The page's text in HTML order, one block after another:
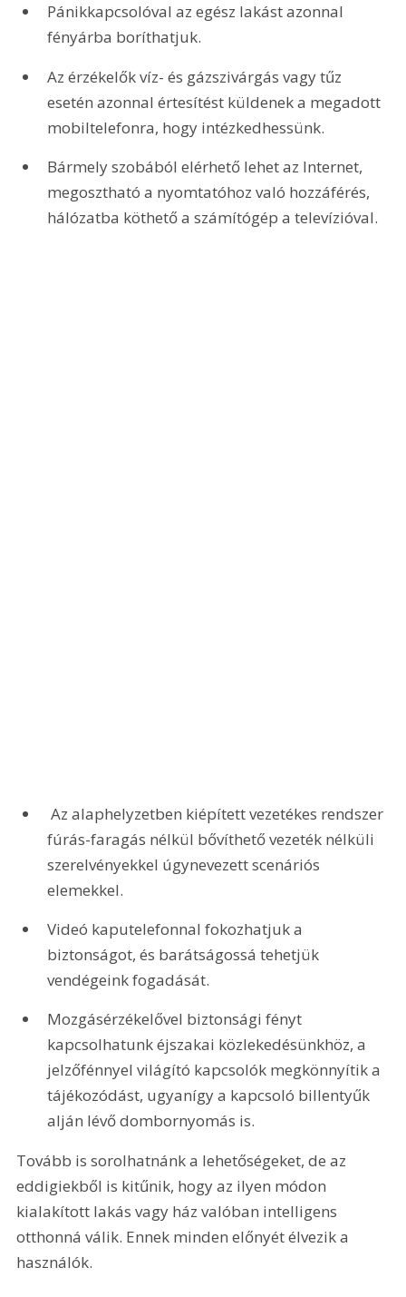
Pánikkapcsolóval az egész lakást azonnal
fényárba boríthatjuk.
Az érzékelők víz- és gázszivárgás vagy tűz
esetén azonnal értesítést küldenek a megadott
mobiltelefonra, hogy intézkedhessünk.
Bármely szobából elérhető lehet az Internet,
megosztható a nyomtatóhoz való hozzáférés,
hálózatba köthető a számítógép a televízióval.
Az alaphelyzetben kiépített vezetékes rendszer
fúrás-faragás nélkül bővíthető vezeték nélküli
szerelvényekkel úgynevezett scenáriós
elemekkel.
Videó kaputelefonnal fokozhatjuk a
biztonságot, és barátságossá tehetjük
vendégeink fogadását.
Mozgásérzékelővel biztonsági fényt
kapcsolhatunk éjszakai közlekedésünkhöz, a
jelzőfénnyel világító kapcsolók megkönnyítik a
tájékozódást, ugyanígy a kapcsoló billentyűk
alján lévő dombornyomás is.
Tovább is sorolhatnánk a lehetőségeket, de az
eddigiekből is kitűnik, hogy az ilyen módon
kialakított lakás vagy ház valóban intelligens
otthonná válik. Ennek minden előnyét élvezik a
használók.